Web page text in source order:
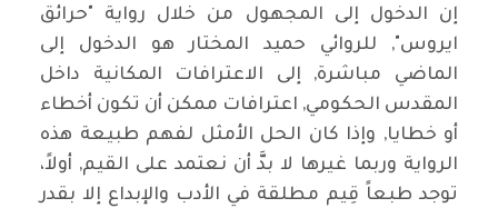
إن الدخول إلى المجهول من خلال رواية "حرائق
ايروس", للروائي حميد المختار هو الدخول إلى
الماضي مباشرة, إلى الاعترافات المكانية داخل
المقدس الحكومي, اعترافات ممكن أن تكون أخطاء
أو خطايا, وإذا كان الحل الأمثل لفهم طبيعة هذه
الرواية وربما غيرها لا بدَّ أن نعتمد على القيم, أولاً،
توجد طبعاً قِيم مطلقة في الأدب والإبداع إلا بقدر